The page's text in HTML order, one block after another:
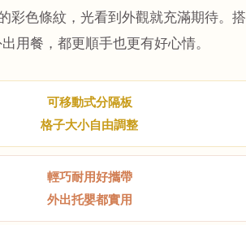
彩色條紋，光看到外觀就充滿期待。搭
用餐，都更順手也更有好心情。
可移動式分隔板
格子大小自由調整
輕巧耐用好攜帶
外出托嬰都實用